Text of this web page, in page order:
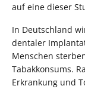
auf eine dieser
In Deutschland
dentaler
Menschen
Tabakkonsums.
Erkrankung und